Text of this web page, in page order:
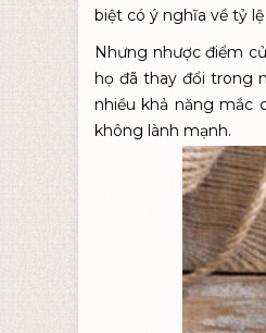
biệt có ý nghĩa về tỷ
Nhưng nhược điểm
họ đã thay đổi trong
nhiều khả năng mắc
không lành mạnh.